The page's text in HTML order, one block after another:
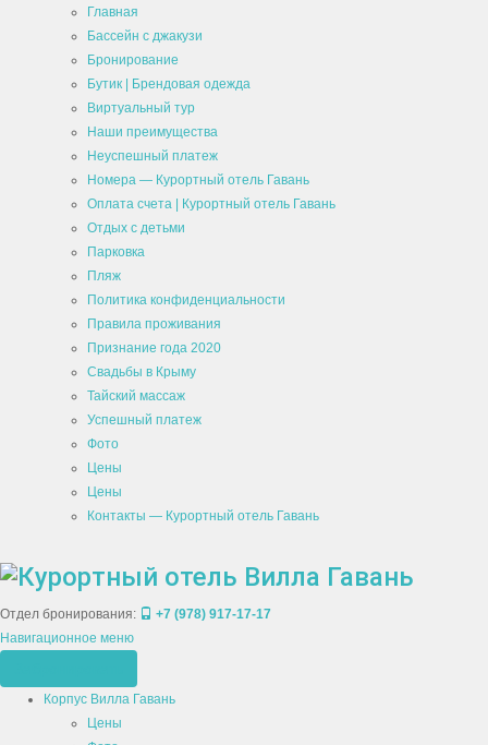
Главная
Бассейн с джакузи
Бронирование
Бутик | Брендовая одежда
Виртуальный тур
Наши преимущества
Неуспешный платеж
Номера — Курортный отель Гавань
Оплата счета | Курортный отель Гавань
Отдых с детьми
Парковка
Пляж
Политика конфиденциальности
Правила проживания
Признание года 2020
Свадьбы в Крыму
Тайский массаж
Успешный платеж
Фото
Цены
Цены
Контакты — Курортный отель Гавань
Отдел бронирования:
+7 (978) 917-17-17
Навигационное меню
Корпус Вилла Гавань
Цены